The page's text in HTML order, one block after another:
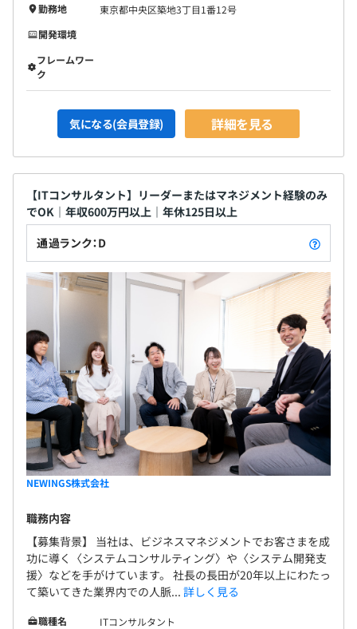
勤務地
東京都中央区築地3丁目1番12号
開発環境
フレームワー
ク
気になる(会員登録) 詳細を見る
【ITコンサルタント】リーダーまたはマネジメント経験のみ
でOK｜年収600万円以上｜年休125日以上
通過ランク：D
NEWINGS株式会社
職務内容
【募集背景】 当社は、ビジネスマネジメントでお客さまを成
功に導く〈システムコンサルティング〉や〈システム開発支
援〉などを手がけています。 社長の長田が20年以上にわたっ
て築いてきた業界内での人脈... 詳しく見る
職種名
ITコンサルタント